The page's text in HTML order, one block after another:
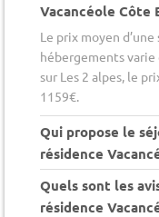
Vacancéole Côte
Le prix moyen
hébergements varie
sur Les 2 alpes, le
1159€.
Qui propose le
résidence
Quels sont les
résidence